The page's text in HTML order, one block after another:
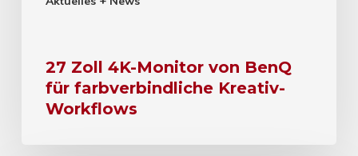
27 Zoll 4K-Monitor von BenQ
für farbverbindliche Kreativ-
Workflows